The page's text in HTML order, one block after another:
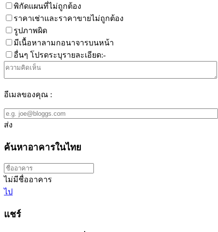
พิกัดแผนที่ไม่ถูกต้อง
ราคาเช่าและราคาขายไม่ถูกต้อง
รูปภาพผิด
มีเนื้อหาลามกอนาจารบนหน้า
อื่นๆ โปรดระบุรายละเอียด:-
อีเมลของคุณ :
ส่ง
ค้นหาอาคารในไทย
ไม่มีชื่ออาคาร
ไป
แชร์